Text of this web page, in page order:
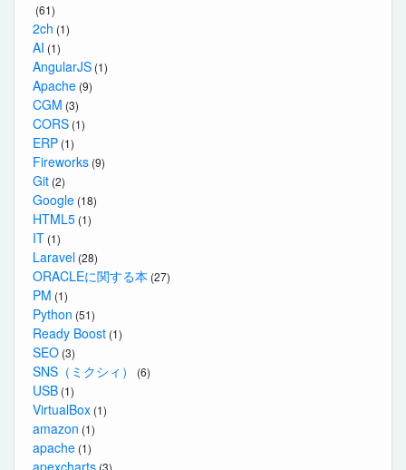
(61)
2ch (1)
AI (1)
AngularJS (1)
Apache (9)
CGM (3)
CORS (1)
ERP (1)
Fireworks (9)
Git (2)
Google (18)
HTML5 (1)
IT (1)
Laravel (28)
ORACLEに関する本 (27)
PM (1)
Python (51)
Ready Boost (1)
SEO (3)
SNS（ミクシィ） (6)
USB (1)
VirtualBox (1)
amazon (1)
apache (1)
apexcharts (3)